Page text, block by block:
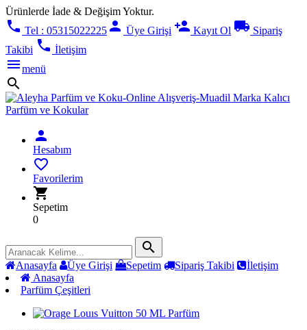
Ürünlerde İade & Değişim Yoktur.
phone Tel : 05315022225 person Üye Girişi person_add Kayıt Ol local_shipping Sipariş
Takibi phone İletişim
menumenü
search
person
Hesabım
favorite_border
Favorilerim
shopping_cart
Sepetim
0
search
Anasayfa Üye Girişi Sepetim Sipariş Takibi
İletişim
Anasayfa
Parfüm Çeşitleri